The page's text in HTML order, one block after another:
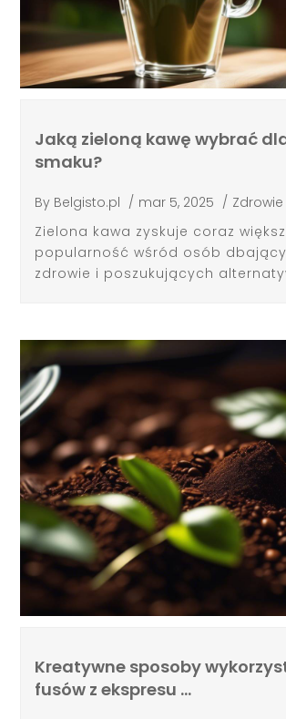
Jaką zieloną kawę wybrać
smaku?
By Belgisto.pl / mar 5, 2025 / Zdrowie
Zielona kawa zyskuje coraz
popularność wśród osób
zdrowie i poszukujących
Kreatywne sposoby
fusów z ekspresu …